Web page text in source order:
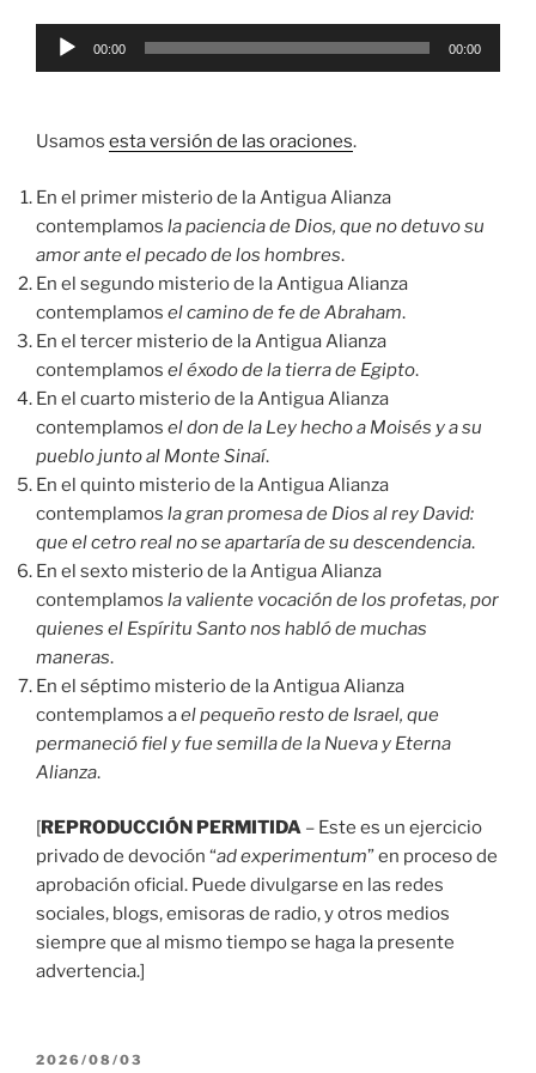
Reproductor
00:00 00:00
Usamos esta versión de las oraciones.
En el primer misterio de la Antigua Alianza
contemplamos la paciencia de Dios, que no detuvo su
amor ante el pecado de los hombres.
En el segundo misterio de la Antigua Alianza
contemplamos el camino de fe de Abraham.
En el tercer misterio de la Antigua Alianza
contemplamos el éxodo de la tierra de Egipto.
En el cuarto misterio de la Antigua Alianza
contemplamos el don de la Ley hecho a Moisés y a su
pueblo junto al Monte Sinaí.
En el quinto misterio de la Antigua Alianza
contemplamos la gran promesa de Dios al rey David:
que el cetro real no se apartaría de su descendencia.
En el sexto misterio de la Antigua Alianza
contemplamos la valiente vocación de los profetas, por
quienes el Espíritu Santo nos habló de muchas
maneras.
En el séptimo misterio de la Antigua Alianza
contemplamos ael pequeño resto de Israel, que
permaneció fiel y fue semilla de la Nueva y Eterna
Alianza.
[REPRODUCCIÓN PERMITIDA – Este es un ejercicio
privado de devoción “ad experimentum” en proceso de
aprobación oficial. Puede divulgarse en las redes
sociales, blogs, emisoras de radio, y otros medios
siempre que al mismo tiempo se haga la presente
advertencia.]
PUBLICADO
2026/08/03